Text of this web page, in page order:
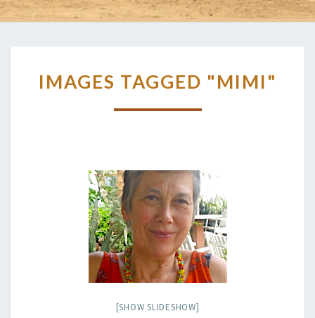
TAGGED
IMAGES TAGGED "MIMI"
[SHOW SLIDESHOW]